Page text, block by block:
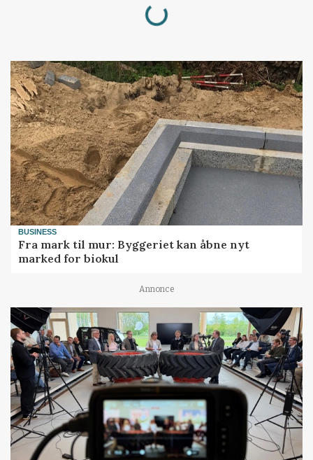
BUSINESS
Fra mark til mur: Byggeriet kan åbne nyt
marked for biokul
Annonce